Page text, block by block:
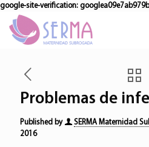
google-site-verification:
Problemas de
Published by SERMA Maternidad
2016